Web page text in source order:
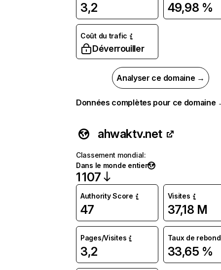
3,2 49,98 %
Coût du trafic
Déverrouiller
Analyser ce domaine →
Données complètes pour ce domaine
ahwaktv.net
Classement mondial:
Dans le monde entier
1 107
Authority Score
47
Visites
37,18 M
Pages/Visites
3,2
Taux de rebond
33,65 %